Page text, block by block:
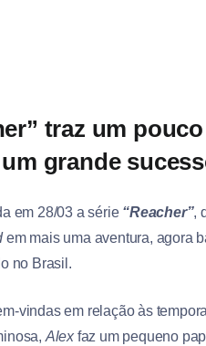
traz um
grande
em 28/03 a série “Reacher”,
em mais uma aventura, agora
no Brasil.
vindas em relação às
Alexfaz um pequeno